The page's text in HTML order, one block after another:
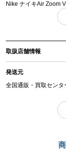
Nike ナイキAir Zoom
真のものがすべてに
(撮影、運搬備品は除く)
アイテム状態
中古：C（使用感あり/
商品管理コード
取扱店舗情報
発送元
全国通販・買取センタ
東京都江戸川区中葛